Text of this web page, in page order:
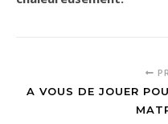
A VOUS DE JOUER